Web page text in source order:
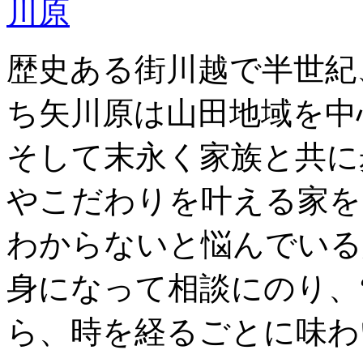
歴史ある街川越で半世
ち矢川原は山田地域を
そして末永く家族と共
やこだわりを叶える家
わからないと悩んでい
身になって相談にのり
ら、時を経るごとに味